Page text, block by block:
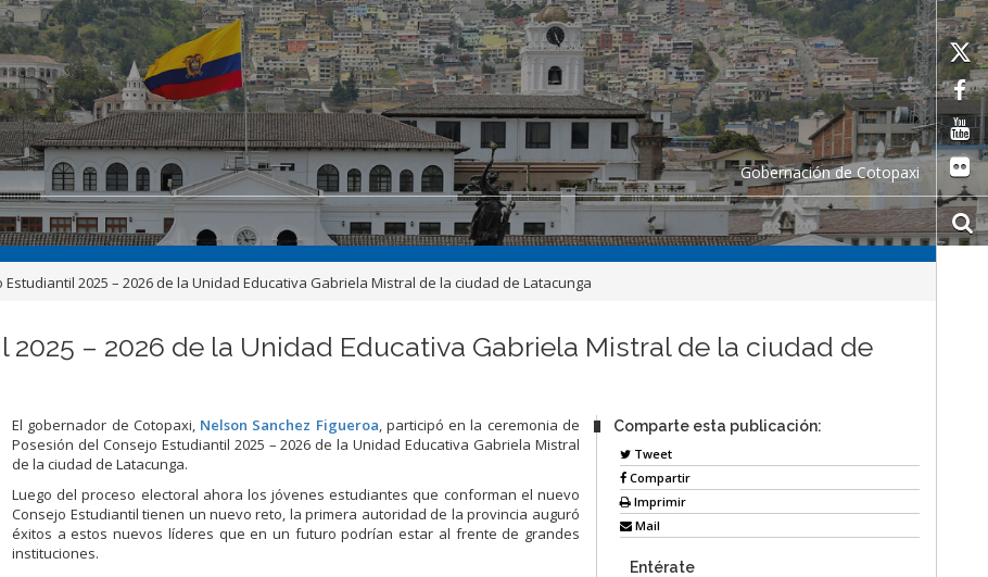
Gobernación de Cotopaxi
2025 – 2026 de la Unidad Educativa Gabriela Mistral de la ciudad de Latacunga
2025 – 2026 de la Unidad Educativa Gabriela Mistral de la ciudad de
El gobernador de Cotopaxi, Nelson Sanchez Figueroa, participó en la ceremonia de
Posesión del Consejo Estudiantil 2025 – 2026 de la Unidad Educativa Gabriela Mistral
dela ciudad de Latacunga.
Luego del proceso electoral ahora los jóvenes estudiantes que conforman el nuevo
Consejo Estudiantil tienen un nuevo reto, la primera autoridad de la provincia auguró
éxitos a estos nuevos líderes que en un futuro podrían estar al frente de grandes
instituciones.
Comparte esta publicación:
Tweet
Compartir
Imprimir
Mail
Entérate